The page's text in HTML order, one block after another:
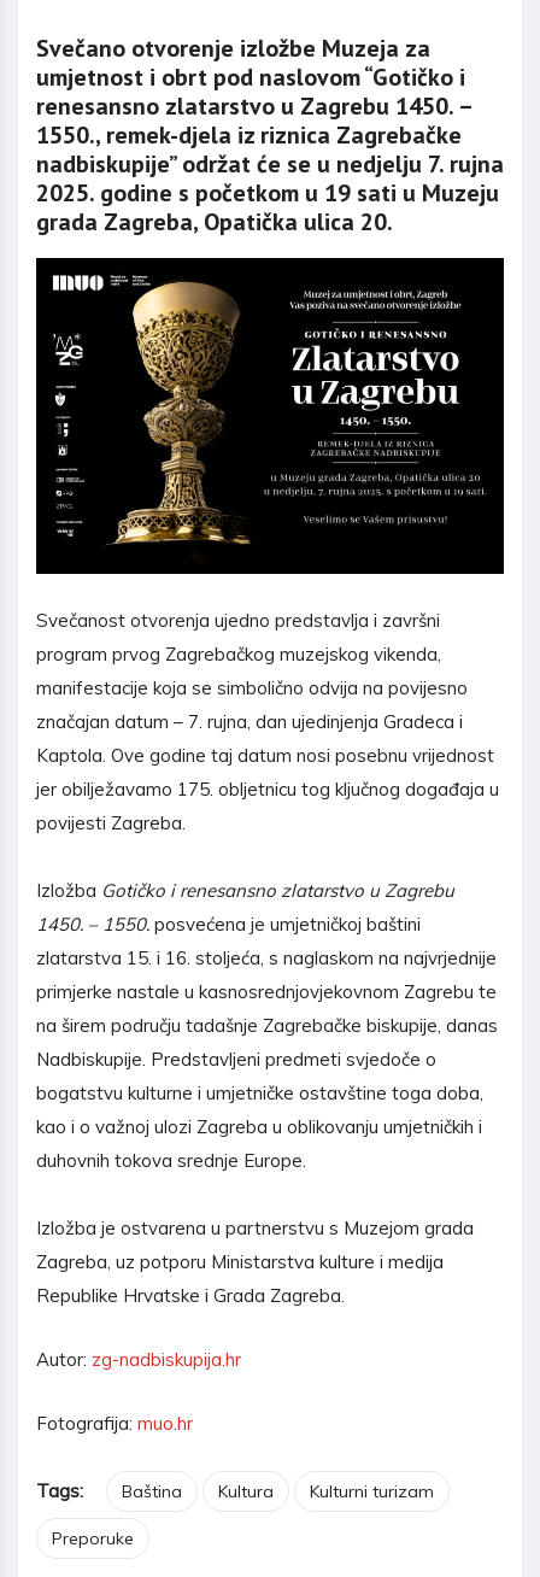
Svečano otvorenje izložbe Muzeja za
umjetnost i obrt pod naslovom “Gotičko i
renesansno zlatarstvo u Zagrebu 1450. –
1550., remek-djela iz riznica Zagrebačke
nadbiskupije” održat će se u nedjelju 7. rujna
2025. godine s početkom u 19 sati u Muzeju
grada Zagreba, Opatička ulica 20.
Svečanost otvorenja ujedno predstavlja i završni
program prvog Zagrebačkog muzejskog vikenda,
manifestacije koja se simbolično odvija na povijesno
značajan datum – 7. rujna, dan ujedinjenja Gradeca i
Kaptola. Ove godine taj datum nosi posebnu vrijednost
jer obilježavamo 175. obljetnicu tog ključnog događaja u
povijesti Zagreba.
Izložba Gotičko i renesansno zlatarstvo u Zagrebu
1450. – 1550. posvećena je umjetničkoj baštini
zlatarstva 15. i 16. stoljeća, s naglaskom na najvrjednije
primjerke nastale u kasnosrednjovjekovnom Zagrebu te
na širem području tadašnje Zagrebačke biskupije, danas
Nadbiskupije. Predstavljeni predmeti svjedoče o
bogatstvu kulturne i umjetničke ostavštine toga doba,
kao i o važnoj ulozi Zagreba u oblikovanju umjetničkih i
duhovnih tokova srednje Europe.
Izložba je ostvarena u partnerstvu s Muzejom grada
Zagreba, uz potporu Ministarstva kulture i medija
Republike Hrvatske i Grada Zagreba.
Autor: zg-nadbiskupija.hr
Fotografija: muo.hr
Tags: Baština Kultura Kulturni turizam
Preporuke